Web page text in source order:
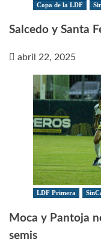
Copa de la LDF
Salcedo y Santa
abril 22, 2025
LDF Primera
Moca y Pantoja
semis